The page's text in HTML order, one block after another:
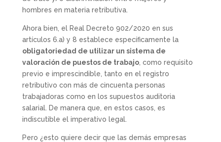
hombres en materia retributiva.
Ahora bien, el Real Decreto 902/2020 en sus
artículos 6.a) y 8 establece específicamente la
obligatoriedad de utilizar un sistema de
valoración de puestos de trabajo, como requisito
previo e imprescindible, tanto en el registro
retributivo con más de cincuenta personas
trabajadoras como en los supuestos auditoria
salarial. De manera que, en estos casos, es
indiscutible el imperativo legal.
Pero ¿esto quiere decir que las demás empresas